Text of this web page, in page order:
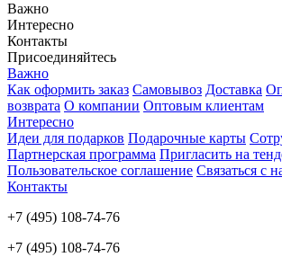
Важно
Интересно
Контакты
Присоединяйтесь
Важно
Как оформить заказ Самовывоз Доставка
возврата О компании Оптовым клиентам
Интересно
Идеи для подарков Подарочные карты
Партнерская программа Пригласить на
Пользовательское соглашение Связаться с
Контакты
+7 (495) 108-74-76
+7 (495) 108-74-76